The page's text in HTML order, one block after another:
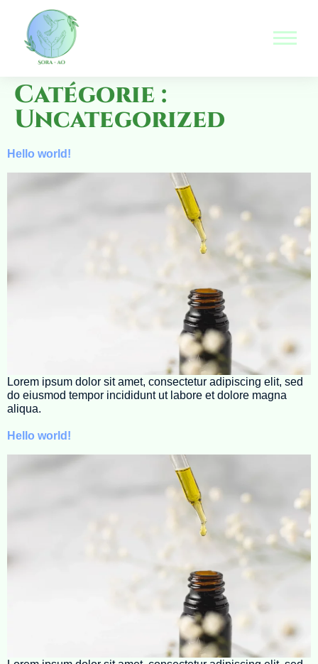
Catégorie :
Uncategorized
Hello world!
Lorem ipsum dolor sit amet, consectetur adipiscing elit, sed
do eiusmod tempor incididunt ut labore et dolore magna
aliqua.
Hello world!